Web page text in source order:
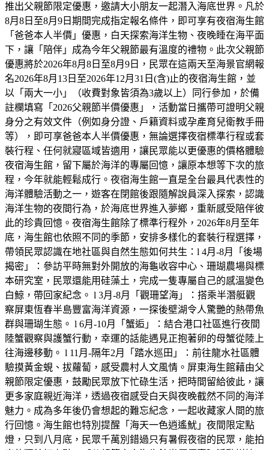
推出父親節限定優惠，邀請大小朋友一起潛入海底世界。凡於
8月8日至8月9日期間完成指定報名條件，即可享有夜宿海生館
「爸爸本人半價」優惠，白天探索海洋生物、夜晚睡在海平面
下，讓「陪伴」成為今年父親節最有溫度的禮物。此次父親節
優惠將於2026年8月8日至8月9日，民眾在這兩天至海景官網報
名2026年8月13日至2026年12月31日(含)止的夜宿海生館，並
以「兩大一小」（收費對象皆須為3歲以上）同行參加，於備
註欄填寫「2026父親節半價優惠」，活動當日攜帶可證明父親
身分之有效文件（例如身分證、戶籍資料或孕產育兒衛教手冊
等），即可享爸爸本人半價優惠，無論選擇夜宿標準行程或套
裝行程、任何就寢區域皆適用，讓民眾能以更優惠的價格體驗
夜宿海生館，留下屬於海洋的專屬回憶，讓原本想等下次的旅
程，今年就能輕鬆成行。夜宿海生館一直是全台最具代表性的
海洋體驗活動之一，遊客在閉館後跟隨解說員深入探索，認識
海洋生物的夜間行為，於海底世界進入夢鄉，重新感受陪伴彼
此的珍貴回憶。夜宿海生館除了標準行程外，2026年8月至年
底，海生館也依照不同的季節，安排多樣化的套裝行程選擇，
帶領民眾認識在地社區與自然生態如何共生：l 4月-8月「後場
揭密」：參訪平時無對外開放的海龜收容中心、珊瑚農場與標
本研究室，民眾還能用硅藻土，完成一隻專屬自己的感溫變色
白鯨，帶回家紀念。 l 3月-8月「觀珊望海」：搭乘半潛艇觀
察屏東恆春半島豐富海洋資源，一探後壁湖令人驚艷的熱帶魚
群與珊瑚生態。 l 6月-10月「蟹逅」：結合港口社區進行夜間
陸蟹觀察與護蟹行動，幸運的話能遇見正抱著卵的母蟹從陸上
往海邊移動。 l 11月-隔年2月「踏水巡田」：前往龍水社區體
驗摸黃金蜆、拔蘿蔔，感受農村人文風情。屏東海生館藉由父
親節限定優惠，鼓勵民眾放下忙碌生活，把時間留給彼此，讓
更多家庭親近海洋，透過夜宿感受白天與夜晚截然不同的海洋
魅力。成為多年後仍會想起的難忘紀念，一起收藏家人間的旅
行回憶。海生館也特別提醒「海天一色逍遙魷」夜間限定點
燈，只到八月底，民眾千萬別錯過只有暑假夜宿的民眾，能拍